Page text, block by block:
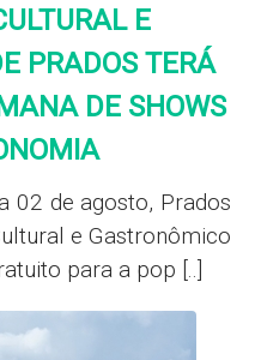
E
PRADOS TERÁ
DE SHOWS
02 de agosto, Prados
e Gastronômico
para a pop [..]